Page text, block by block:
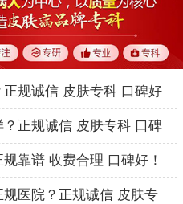
规诚信 皮肤专科 口碑好
正规诚信 皮肤专科 口碑
靠谱 收费合理 口碑好！
医院？正规诚信 皮肤专